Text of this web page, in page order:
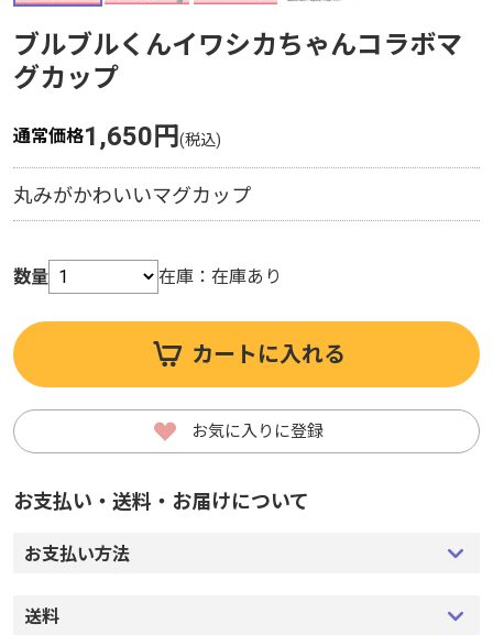
ブルブルくんイワシカちゃんコラボマ
グカップ
通常価格1,650円
丸みがかわいいマグカップ
数量 在庫： 在庫あり
カートに入れる
お気に入りに登録
お支払い・送料・お届けについて
お支払い方法
送料